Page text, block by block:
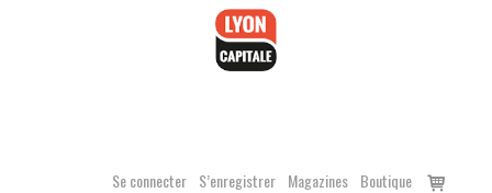
Se connecter S’enregistrer Magazines Boutique
Voir